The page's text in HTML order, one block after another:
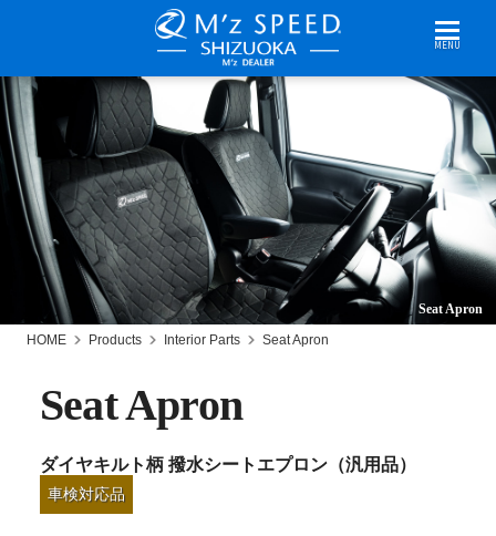
MENU
Seat Apron
HOME
Products Interior Parts Seat Apron
Seat Apron
ダイヤキルト柄 撥水シートエプロン（汎用品）
車検対応品